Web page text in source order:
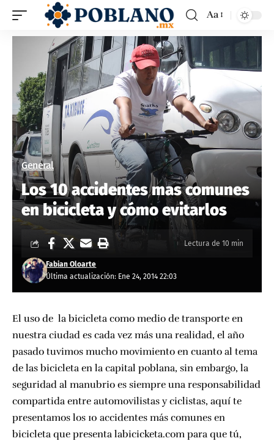
Aa
General
Los 10 accidentes mas comunes
en bicicleta y cómo evitarlos
Última actualización: Ene 24, 2014 22:03
Fabian Oloarte
Lectura de 10 min
El uso de la bicicleta como medio de transporte en
nuestra ciudad es cada vez más una realidad, el año
pasado tuvimos mucho movimiento en cuanto al tema
de las bicicleta en la capital poblana, sin embargo, la
seguridad al manubrio es siempre una responsabilidad
compartida entre automovilistas y ciclistas, aquí te
presentamos los 10 accidentes más comunes en
bicicleta que presenta labicicketa.com para que tú,